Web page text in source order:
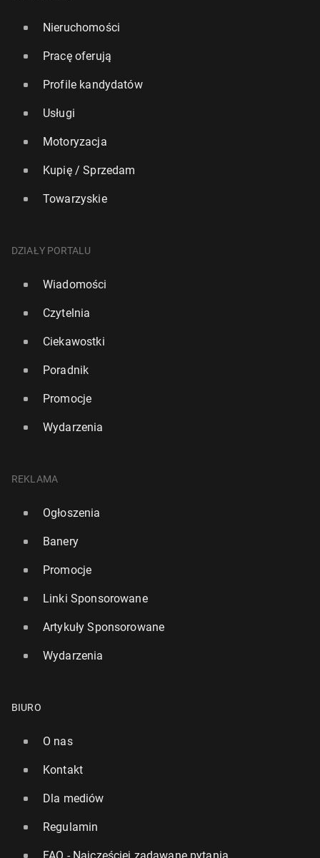
Nieruchomości
Pracę oferują
Profile kandydatów
Usługi
Motoryzacja
Kupię / Sprzedam
Towarzyskie
DZIAŁY PORTALU
Wiadomości
Czytelnia
Ciekawostki
Poradnik
Promocje
Wydarzenia
REKLAMA
Ogłoszenia
Banery
Promocje
Linki Sponsorowane
Artykuły Sponsorowane
Wydarzenia
BIURO
O nas
Kontakt
Dla mediów
Regulamin